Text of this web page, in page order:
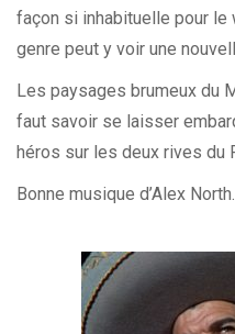
façon si inhabituelle pour le
genre peut y voir une
Les paysages brumeux du
faut savoir se laisser
héros sur les deux rives du
Bonne musique d’Alex North.